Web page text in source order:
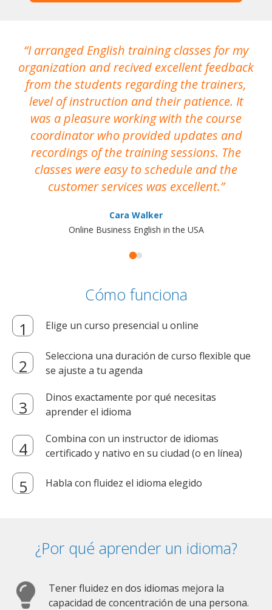
I arranged English training classes for my
organization and recived excellent feedback
from the students regarding the trainers,
level of instruction and their patience. It
was a pleasure working with the course
coordinator who provided updates and
recordings of the training sessions. The
classes were easy to schedule and the
customer services was excellent.
Cara Walker
Online Business English in the USA
Cómo funciona
Elige un curso presencial u online
Selecciona una duración de curso flexible que
se ajuste a tu agenda
Dinos exactamente por qué necesitas
aprender el idioma
Combina con un instructor de idiomas
certificado y nativo en su ciudad (o en línea)
Habla con fluidez el idioma elegido
¿Por qué aprender un idioma?
Tener fluidez en dos idiomas mejora la
capacidad de concentración de una persona.